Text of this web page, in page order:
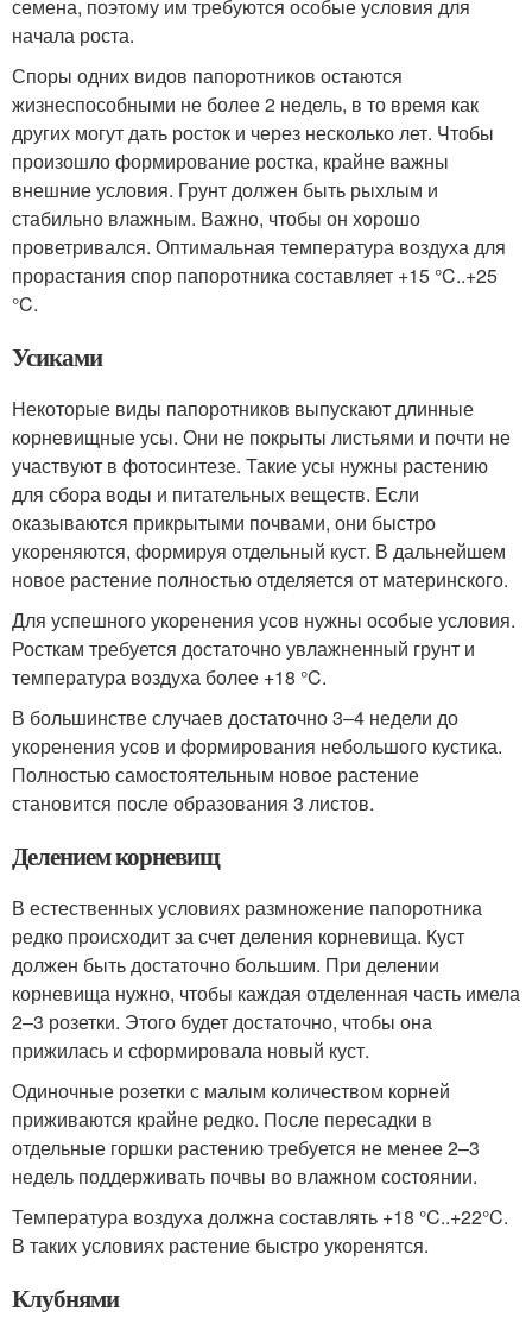
семена, поэтому им требуются особые условия для
начала роста.
Споры одних видов папоротников остаются
жизнеспособными не более 2 недель, в то время как
других могут дать росток и через несколько лет. Чтобы
произошло формирование ростка, крайне важны
внешние условия. Грунт должен быть рыхлым и
стабильно влажным. Важно, чтобы он хорошо
проветривался. Оптимальная температура воздуха для
прорастания спор папоротника составляет +15 °C..+25
°C.
Усиками
Некоторые виды папоротников выпускают длинные
корневищные усы. Они не покрыты листьями и почти не
участвуют в фотосинтезе. Такие усы нужны растению
для сбора воды и питательных веществ. Если
оказываются прикрытыми почвами, они быстро
укореняются, формируя отдельный куст. В дальнейшем
новое растение полностью отделяется от материнского.
Для успешного укоренения усов нужны особые условия.
Росткам требуется достаточно увлажненный грунт и
температура воздуха более +18 °C.
В большинстве случаев достаточно 3–4 недели до
укоренения усов и формирования небольшого кустика.
Полностью самостоятельным новое растение
становится после образования 3 листов.
Делением корневищ
В естественных условиях размножение папоротника
редко происходит за счет деления корневища. Куст
должен быть достаточно большим. При делении
корневища нужно, чтобы каждая отделенная часть имела
2–3 розетки. Этого будет достаточно, чтобы она
прижилась и сформировала новый куст.
Одиночные розетки с малым количеством корней
приживаются крайне редко. После пересадки в
отдельные горшки растению требуется не менее 2–3
недель поддерживать почвы во влажном состоянии.
Температура воздуха должна составлять +18 °C..+22°C.
В таких условиях растение быстро укоренятся.
Клубнями